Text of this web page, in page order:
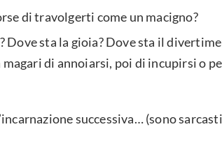
di travolgerti come un macigno?
Dove sta la gioia? Dove sta il
di annoiarsi, poi di incupirsi o
successiva… (sono